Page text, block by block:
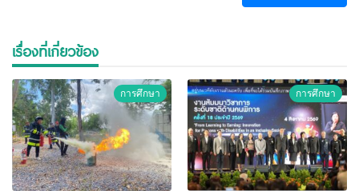
เรื่องที่เกี่ยวข้อง
การศึกษา การศึกษา